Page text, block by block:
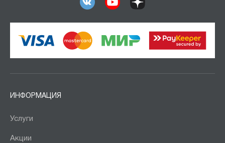
FSE Compact
FSE Optimal
RANGER
ИНФОРМАЦИЯ
Услуги
Акции